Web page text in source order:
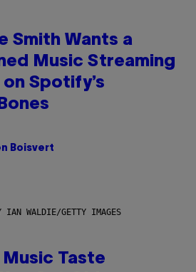
Smith Wants a
Music Streaming
Spotify’s
Boisvert
IAN WALDIE/GETTY IMAGES
Music Taste